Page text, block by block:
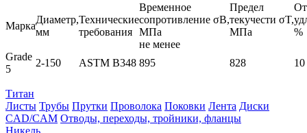
Марка
Диаметр,
мм
Технические
требования
Временное
сопротивление σB,
МПа
Предел
текучести σT,
МПа
%
не менее
Grade
5
2-150 ASTM B348 895 828 10
Титан
Листы Трубы Прутки Проволока Поковки Лента Диски
CAD/CAM Отводы, переходы, тройники, фланцы
Никель